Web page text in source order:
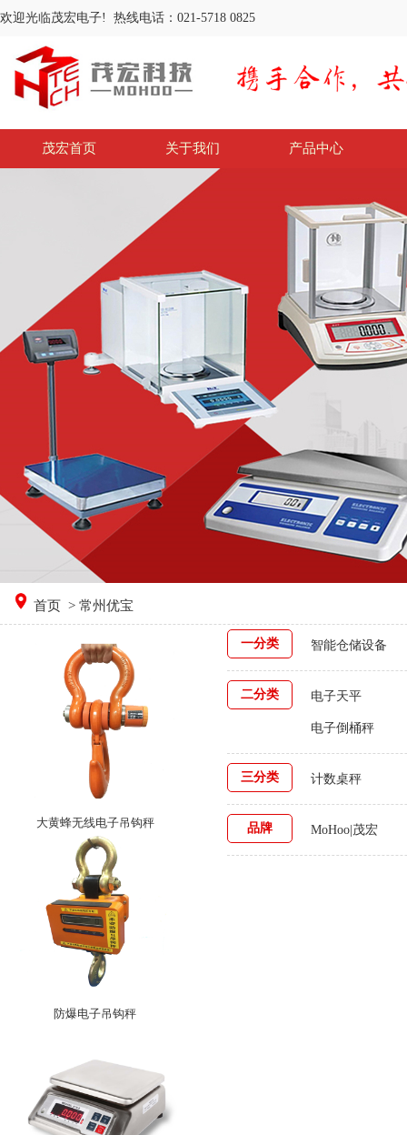
欢迎光临茂宏电子! 热线电话：021-5718 0825
茂宏首页 关于我们 产品中心
首页 > 常州优宝
大黄蜂无线电子吊钩秤
防爆电子吊钩秤
一分类 智能仓储设备
二分类 电子天平
电子倒桶秤
三分类 计数桌秤
品牌 MoHoo|茂宏